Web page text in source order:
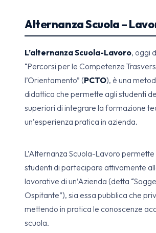
Alternanza Scuola –
L’alternanza Scuola-Lavoro, oggi
“Percorsi per le Competenze
l’Orientamento” (PCTO), è una
didattica che permette agli studenti
superiori di integrare la formazione
un’esperienza pratica in azienda.
L’Alternanza Scuola-Lavoro
studenti di partecipare attivamente
lavorative di un’Azienda (detta
Ospitante”), sia essa pubblica che
mettendo in pratica le conoscenze
scuola.